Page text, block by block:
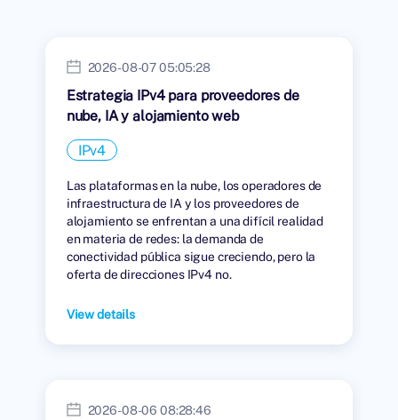
2026-08-07 05:05:28
Estrategia IPv4 para proveedores de
nube, IA y alojamiento web
IPv4
Las plataformas en la nube, los operadores de
infraestructura de IA y los proveedores de
alojamiento se enfrentan a una difícil realidad
en materia de redes: la demanda de
conectividad pública sigue creciendo, pero la
oferta de direcciones IPv4 no.
View details
2026-08-06 08:28:46